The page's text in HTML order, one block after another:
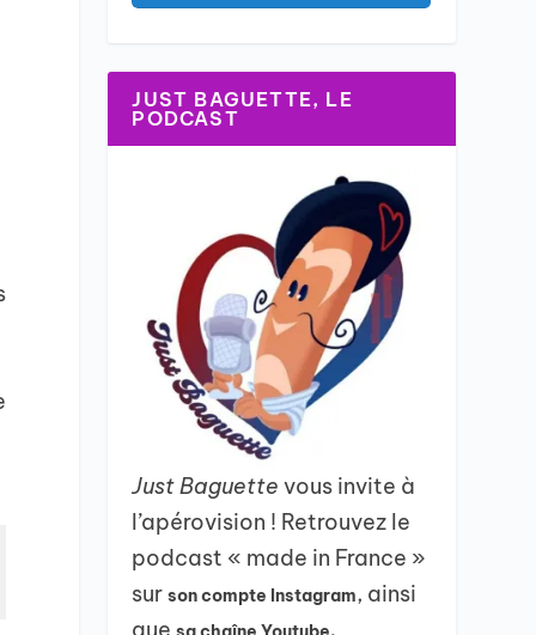
JUST BAGUETTE, LE
PODCAST
Just Baguettevous invite à
l’apérovision ! Retrouvez le
podcast « made in France »
surson compte Instagram, ainsi